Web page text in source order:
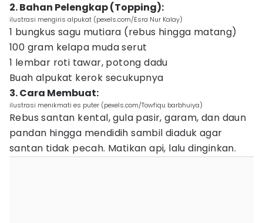
2. Bahan Pelengkap (Topping):
ilustrasi mengiris alpukat (pexels.com/Esra Nur Kalay)
1 bungkus sagu mutiara (rebus hingga matang)
100 gram kelapa muda serut
1 lembar roti tawar, potong dadu
Buah alpukat kerok secukupnya
3. Cara Membuat:
ilustrasi menikmati es puter (pexels.com/Towfiqu barbhuiya)
Rebus santan kental, gula pasir, garam, dan daun
pandan hingga mendidih sambil diaduk agar
santan tidak pecah. Matikan api, lalu dinginkan.